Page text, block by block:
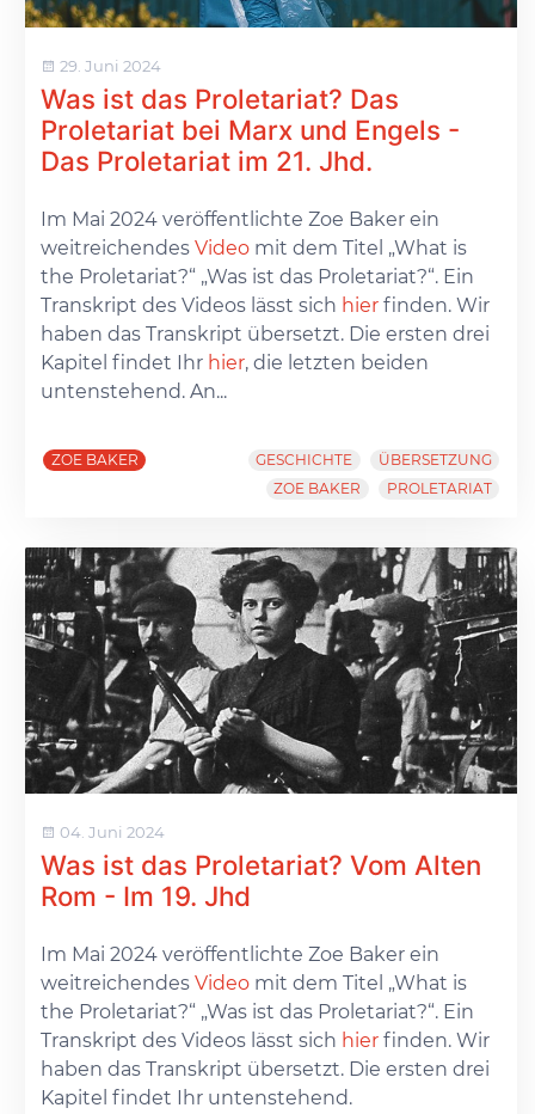
29. Juni 2024
Was ist das Proletariat? Das
Proletariat bei Marx und Engels -
Das Proletariat im 21. Jhd.
Im Mai 2024 veröffentlichte Zoe Baker ein
weitreichendes Videomit dem Titel „What is
the Proletariat?“ „Was ist das Proletariat?“. Ein
Transkript des Videos lässt sich hierfinden. Wir
haben das Transkript übersetzt. Die ersten drei
Kapitel findet Ihr hier, die letzten beiden
untenstehend. An...
ZOE BAKER GESCHICHTE
ÜBERSETZUNG
ZOE BAKER
PROLETARIAT
04. Juni 2024
Was ist das Proletariat? Vom Alten
Rom - Im 19. Jhd
Im Mai 2024 veröffentlichte Zoe Baker ein
weitreichendes Videomit dem Titel „What is
the Proletariat?“ „Was ist das Proletariat?“. Ein
Transkript des Videos lässt sich hierfinden. Wir
haben das Transkript übersetzt. Die ersten drei
Kapitel findet Ihr untenstehend.